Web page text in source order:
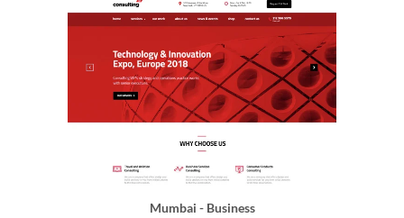
Mumbai - Business